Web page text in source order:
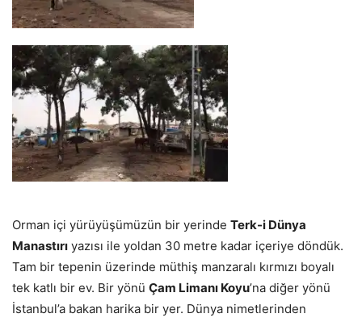
Orman içi yürüyüşümüzün bir yerinde Terk-i Dünya
Manastırı yazısı ile yoldan 30 metre kadar içeriye döndük.
Tam bir tepenin üzerinde müthiş manzaralı kırmızı boyalı
tek katlı bir ev. Bir yönü Çam Limanı Koyu’na diğer yönü
İstanbul’a bakan harika bir yer. Dünya nimetlerinden